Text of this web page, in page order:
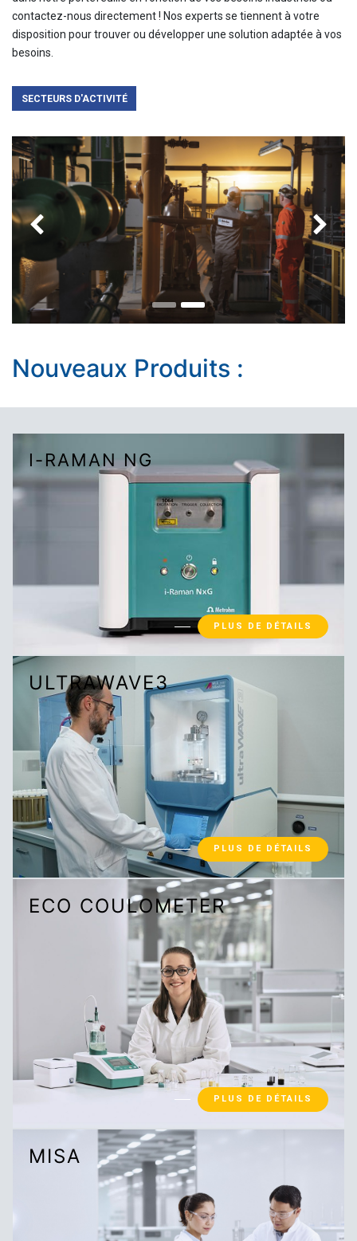
contactez-nous directement ! Nos experts se tiennent à votre
disposition pour trouver ou développer une solution adaptée à vos
besoins.
SECTEURS D'ACTIVITÉ
Previous
Nouveaux Produits :
I-RAMAN NG
PLUS DE DÉTAILS
ULTRAWAVE3
PLUS DE DÉTAILS
ECO COULOMETER
PLUS DE DÉTAILS
MISA